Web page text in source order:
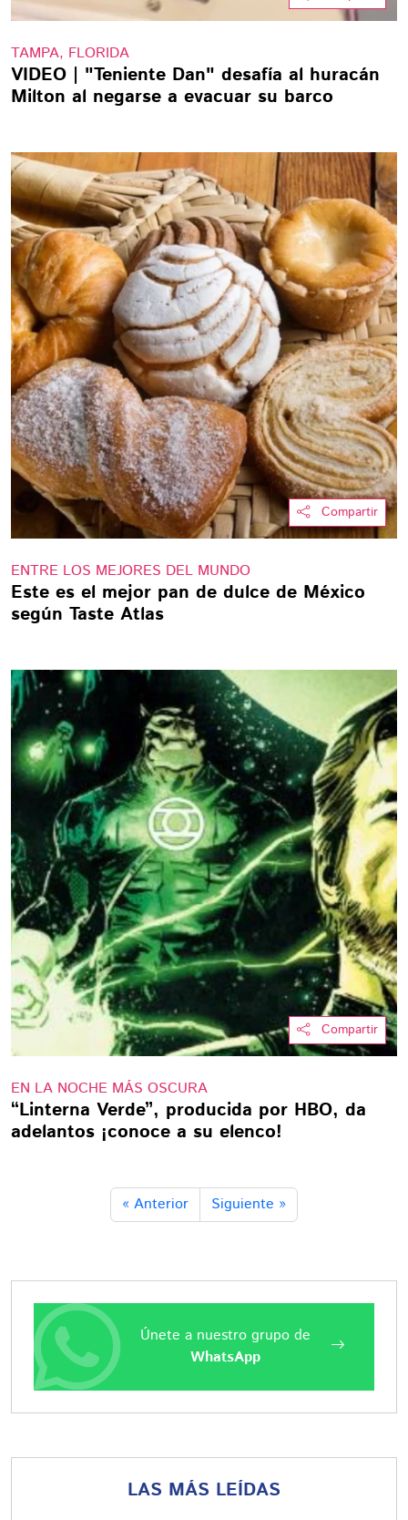
TAMPA, FLORIDA
VIDEO | "Teniente Dan" desafía al huracán
Milton al negarse a evacuar su barco
Compartir
ENTRE LOS MEJORES DEL MUNDO
Este es el mejor pan de dulce de México
según Taste Atlas
Compartir
EN LA NOCHE MÁS OSCURA
“Linterna Verde”, producida por HBO, da
adelantos ¡conoce a su elenco!
« Anterior Siguiente »
Únete a nuestro grupo de
WhatsApp
LAS MÁS LEÍDAS